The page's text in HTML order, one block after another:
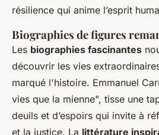
résilience qui anime l’esprit
Biographies de figures
Les biographies fascinantes
découvrir les vies
marqué l'histoire. Emmanuel
vies que la mienne", tisse une
deuils et d’espoirs qui invite à
et la justice. La littérature